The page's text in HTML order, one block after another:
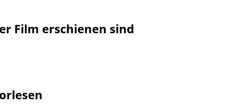
Film erschienen sind